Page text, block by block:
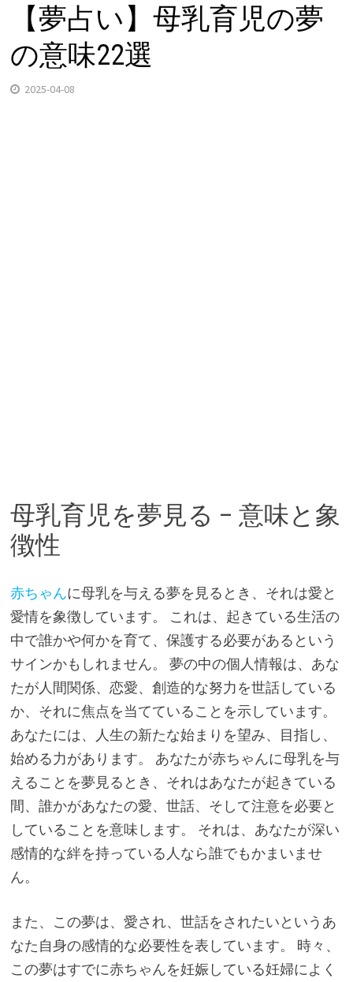
【夢占い】母乳育児の夢
の意味22選
2025-04-08
母乳育児を夢見る – 意味と象
徴性
赤ちゃんに母乳を与える夢を見るとき、それは愛と
愛情を象徴しています。 これは、起きている生活の
中で誰かや何かを育て、保護する必要があるという
サインかもしれません。 夢の中の個人情報は、あな
たが人間関係、恋愛、創造的な努力を世話している
か、それに焦点を当てていることを示しています。
あなたには、人生の新たな始まりを望み、目指し、
始める力があります。 あなたが赤ちゃんに母乳を与
えることを夢見るとき、それはあなたが起きている
間、誰かがあなたの愛、世話、そして注意を必要と
していることを意味します。 それは、あなたが深い
感情的な絆を持っている人なら誰でもかまいませ
ん。
また、この夢は、愛され、世話をされたいというあ
なた自身の感情的な必要性を表しています。 時々、
この夢はすでに赤ちゃんを妊娠している妊婦によく